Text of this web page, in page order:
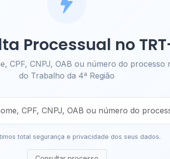
Processual no
CPF, CNPJ, OAB ou número do processo
do Trabalho da 4ª Região
total segurança e privacidade dos seus dados.